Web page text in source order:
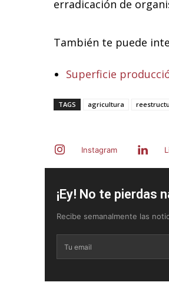
erradicación de
También te puede
Superficie
TAGS agricultura
Instagram
¡Ey! No te pierdas
Recibe semanalmente las